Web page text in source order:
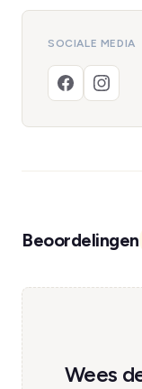
SOCIALE MEDIA
Beoordelingen
Wees